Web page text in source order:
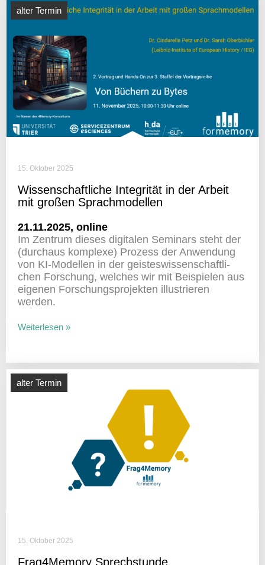
alter Termin
15. Oktober 2025
Wissen­schaft­liche Inte­grität in der Arbeit
mit großen Sprachmodellen
21.11.2025, online
Im Zentrum dieses digi­talen Semi­nars steht der
(durchaus komplexe) Prozess der Anwen­dung
von KI-Modellen in der geis­tes­wis­sen­schaft­li­
chen Forschung, welches wir mit Beispielen aus
eigenen Forschungs­pro­jekten illus­trieren
werden.
Weiterlesen »
alter Termin
15. Oktober 2025
Frag4Memory Sprech­stunde